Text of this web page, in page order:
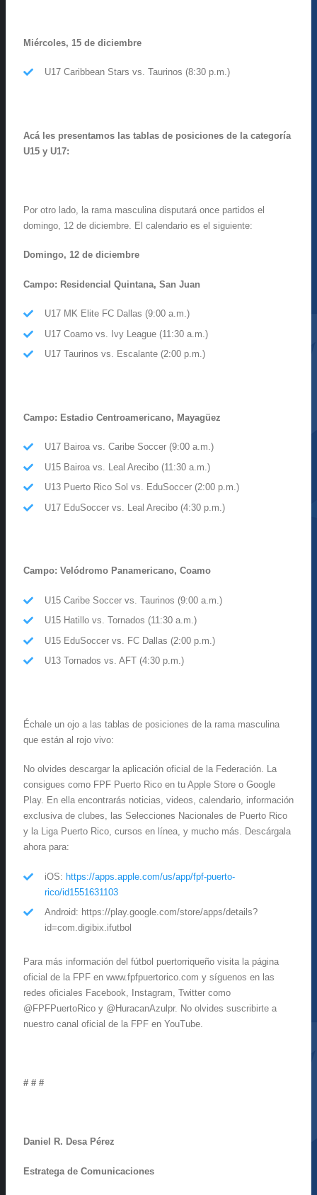
Miércoles, 15 de diciembre
U17 Caribbean Stars vs. Taurinos (8:30 p.m.)
Acá les presentamos las tablas de posiciones de la categoría
U15 y U17:
Por otro lado, la rama masculina disputará once partidos el
domingo, 12 de diciembre. El calendario es el siguiente:
Domingo, 12 de diciembre
Campo: Residencial Quintana, San Juan
U17 MK Elite FC Dallas (9:00 a.m.)
U17 Coamo vs. Ivy League (11:30 a.m.)
U17 Taurinos vs. Escalante (2:00 p.m.)
Campo: Estadio Centroamericano, Mayagüez
U17 Bairoa vs. Caribe Soccer (9:00 a.m.)
U15 Bairoa vs. Leal Arecibo (11:30 a.m.)
U13 Puerto Rico Sol vs. EduSoccer (2:00 p.m.)
U17 EduSoccer vs. Leal Arecibo (4:30 p.m.)
Campo: Velódromo Panamericano, Coamo
U15 Caribe Soccer vs. Taurinos (9:00 a.m.)
U15 Hatillo vs. Tornados (11:30 a.m.)
U15 EduSoccer vs. FC Dallas (2:00 p.m.)
U13 Tornados vs. AFT (4:30 p.m.)
Échale un ojo a las tablas de posiciones de la rama masculina
que están al rojo vivo:
No olvides descargar la aplicación oficial de la Federación. La
consigues como FPF Puerto Rico en tu Apple Store o Google
Play. En ella encontrarás noticias, videos, calendario, información
exclusiva de clubes, las Selecciones Nacionales de Puerto Rico
y la Liga Puerto Rico, cursos en línea, y mucho más. Descárgala
ahora para:
iOS: https://apps.apple.com/us/app/fpf-puerto-
rico/id1551631103
Android: https://play.google.com/store/apps/details?
id=com.digibix.ifutbol
Para más información del fútbol puertorriqueño visita la página
oficial de la FPF en www.fpfpuertorico.com y síguenos en las
redes oficiales Facebook, Instagram, Twitter como
@FPFPuertoRico y @HuracanAzulpr. No olvides suscribirte a
nuestro canal oficial de la FPF en YouTube.
# # #
Daniel R. Desa Pérez
Estratega de Comunicaciones